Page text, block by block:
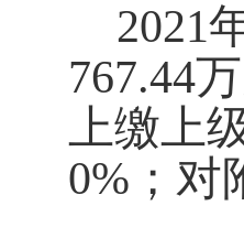
2021
767.44
上缴上
0%；对